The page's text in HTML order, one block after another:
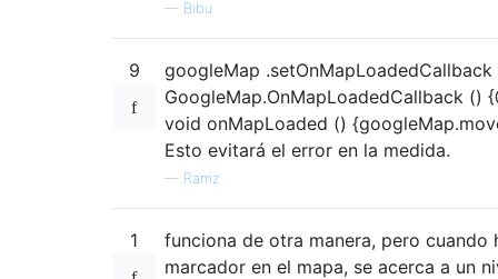
— Bibu
9
googleMap .setOnMapLoadedCallback
GoogleMap.OnMapLoadedCallback ()
void onMapLoaded ()
Esto evitará el error en la medida.
— Ramz
1
funciona de otra manera, pero cuando
marcador en el mapa, se acerca a un